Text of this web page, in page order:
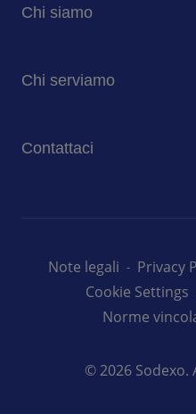
Chi siamo
Sostenibilità
Comunicati stampa
Chi serviamo
Case di risposo
Università
Contattaci
© 2026 Sodexo.
Note legali Privacy
Cookie Settings
Norme